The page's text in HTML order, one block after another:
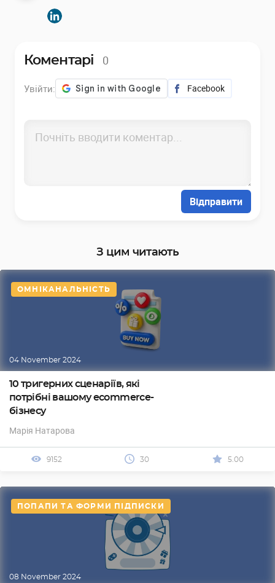
Коментарі 0
Увійти: Facebook
Відправити
З цим читають
ОМНІКАНАЛЬНІСТЬ
04 November 2024
10 тригерних сценаріїв, які
потрібні вашому ecommerce-
бізнесу
Марія Натарова
9152 30 5.00
ПОПАПИ ТА ФОРМИ ПІДПИСКИ
08 November 2024